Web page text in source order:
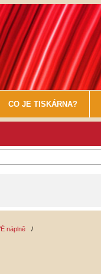
CO JE TISKÁRNA?
náplně /